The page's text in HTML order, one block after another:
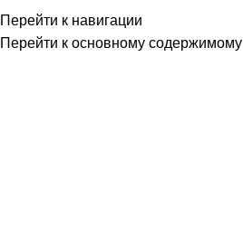
Перейти к навигации
Перейти к основному содержимому